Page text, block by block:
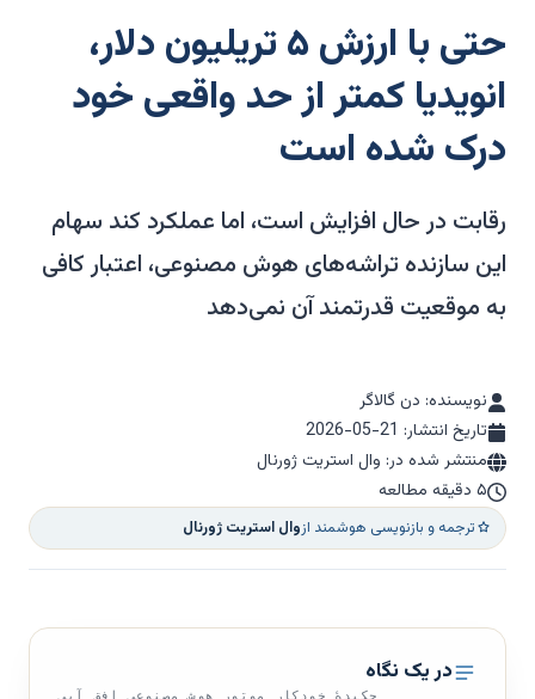
حتی با ارزش ۵ تریلیون دلار،
انویدیا کمتر از حد واقعی خود
درک شده است
رقابت در حال افزایش است، اما عملکرد کند سهام
این سازنده تراشه‌های هوش مصنوعی، اعتبار کافی
به موقعیت قدرتمند آن نمی‌دهد
نویسنده: دن گالاگر
تاریخ انتشار: 2026-05-21
منتشر شده در: وال استریت ژورنال
۵ دقیقه مطالعه
ترجمه و بازنویسی هوشمند ازوال استریت ژورنال
در یک نگاه